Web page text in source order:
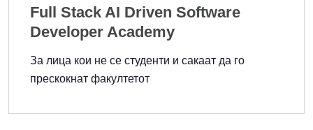
Full Stack AI Driven Software
Developer Academy
За лица кои не се студенти и сакаат да го
прескокнат факултетот